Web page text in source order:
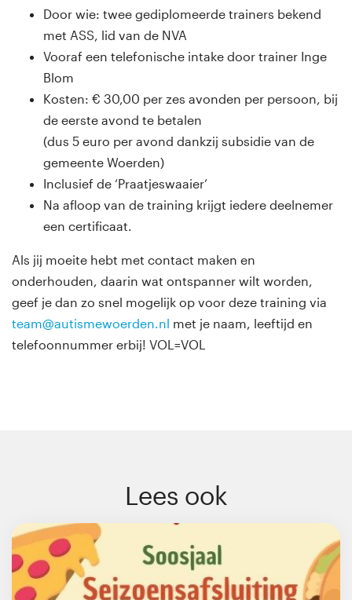
Door wie: twee gediplomeerde trainers bekend
met ASS, lid van de NVA
Vooraf een telefonische intake door trainer Inge
Blom
Kosten: € 30,00 per zes avonden per persoon, bij
de eerste avond te betalen
(dus 5 euro per avond dankzij subsidie van de
gemeente Woerden)
Inclusief de ‘Praatjeswaaier’
Na afloop van de training krijgt iedere deelnemer
een certificaat.
Als jij moeite hebt met contact maken en
onderhouden, daarin wat ontspanner wilt worden,
geef je dan zo snel mogelijk op voor deze training via
team@autismewoerden.nl met je naam, leeftijd en
telefoonnummer erbij! VOL=VOL
Lees ook